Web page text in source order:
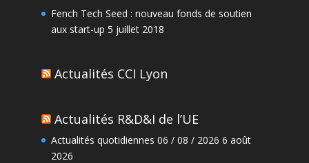
Fench Tech Seed : nouveau fonds de soutien
aux start-up 5 juillet 2018
Actualités CCI Lyon
Actualités R&D&I de l’UE
Actualités quotidiennes 06 / 08 / 2026 6 août
2026